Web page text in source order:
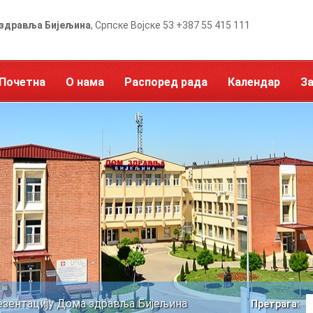
Бијељина, Српске Војске 53 +387 55 415 111
О нама Распоред рада Календар
Дома здравља Бијељина Претрага: